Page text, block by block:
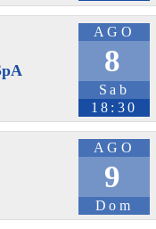
podcast/punt
DarioFontana
trofarello
RFI
AGO
8
Sab
18:30
AGO
9
Dom